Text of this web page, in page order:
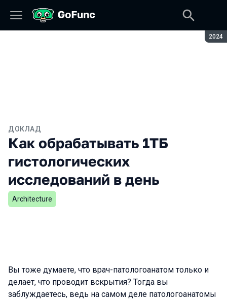
2024
ДОКЛАД
Как обрабатывать 1TБ
гистологических
исследований в день
Architecture
Вы тоже думаете, что врач-патологоанатом только и
делает, что проводит вскрытия? Тогда вы
заблуждаетесь, ведь на самом деле патологоанатомы